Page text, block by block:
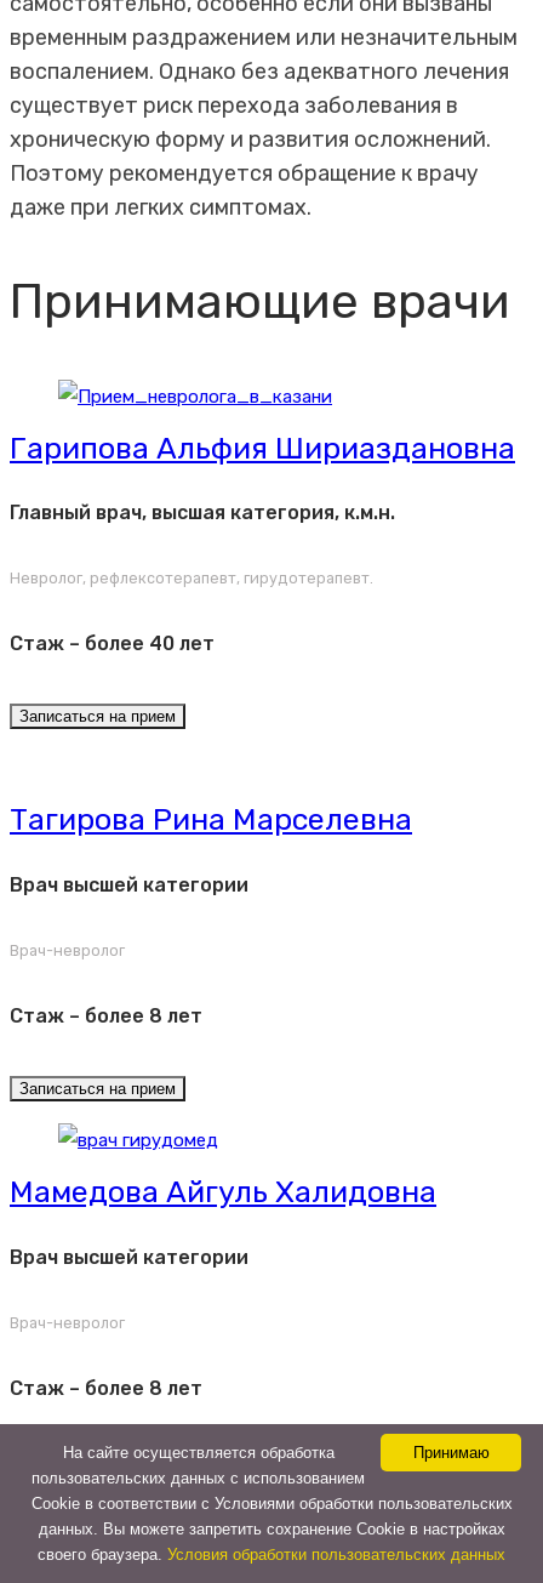
временным раздражением или незначительным
воспалением. Однако без адекватного лечения
существует риск перехода заболевания в
хроническую форму и развития осложнений.
Поэтому рекомендуется обращение к врачу
даже при легких симптомах.
Принимающие врачи
Гарипова Альфия Шириаздановна
Главный врач, высшая категория, к.м.н.
Невролог, рефлексотерапевт, гирудотерапевт.
Стаж – более 40 лет
Записаться на прием
Тагирова Рина Марселевна
Врач высшей категории
Врач-невролог
Стаж – более 8 лет
Записаться на прием
Мамедова Айгуль Халидовна
Врач высшей категории
Врач-невролог
Стаж – более 8 лет
Записаться на прием
Добровольский Илья Евгеньевич
Принимаю
На сайте осуществляется обработка
пользовательских данных с использованием
Cookie в соответствии с Условиями обработки пользовательских
данных. Вы можете запретить сохранение Cookie в настройках
своего браузера. Условия обработки пользовательских данных